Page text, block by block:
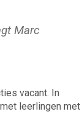
Marc
vacant. In
leerlingen met